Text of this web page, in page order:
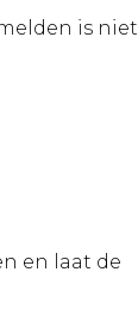
is niet
en laat de